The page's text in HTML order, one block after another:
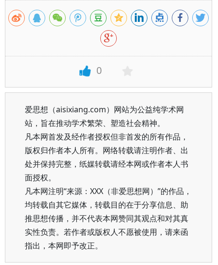
0
爱思想（aisixiang.com）网站为公益纯学术网
站，旨在推动学术繁荣、塑造社会精神。
凡本网首发及经作者授权但非首发的所有作品，
版权归作者本人所有。网络转载请注明作者、出
处并保持完整，纸媒转载请经本网或作者本人书
面授权。
凡本网注明“来源：XXX（非爱思想网）”的作品，
均转载自其它媒体，转载目的在于分享信息、助
推思想传播，并不代表本网赞同其观点和对其真
实性负责。若作者或版权人不愿被使用，请来函
指出，本网即予改正。